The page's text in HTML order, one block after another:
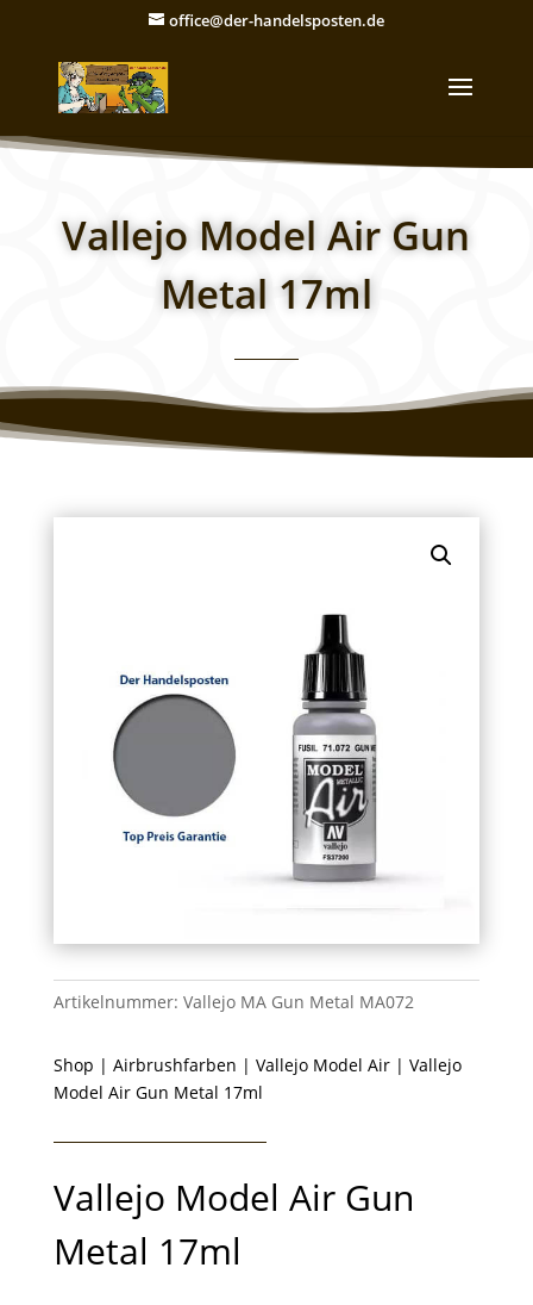
office@der-handelsposten.de
Vallejo Model Air Gun
Metal 17ml
Artikelnummer: Vallejo MA Gun Metal MA072
Shop | Airbrushfarben | Vallejo Model Air| Vallejo
Model Air Gun Metal 17ml
Vallejo Model Air Gun
Metal 17ml